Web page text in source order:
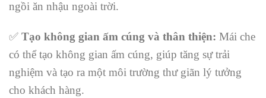
ngồi ăn nhậu ngoài trời.
✅ Tạo không gian ấm cúng và thân thiện: Mái che
có thể tạo không gian ấm cúng, giúp tăng sự trải
nghiệm và tạo ra một môi trường thư giãn lý tưởng
cho khách hàng.